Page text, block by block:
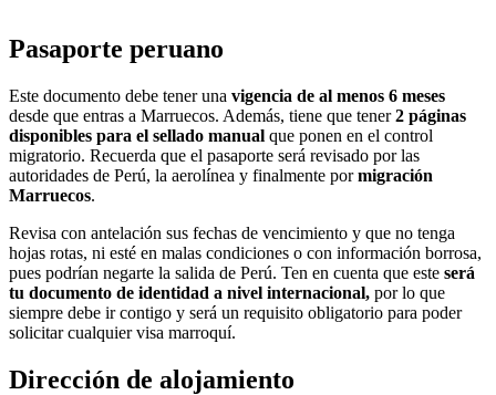
Pasaporte peruano
Este documento debe tener una vigencia de al menos 6 meses
desde que entras a Marruecos. Además, tiene que tener2 páginas
disponibles para el sellado manual que ponen en el control
migratorio. Recuerda que el pasaporte será revisado por las
autoridades de Perú, la aerolínea y finalmente pormigración
Marruecos.
Revisa con antelación sus fechas de vencimiento y que no tenga
hojas rotas, ni esté en malas condiciones o con información borrosa,
pues podrían negarte la salida de Perú. Ten en cuenta que este será
tu documento de identidad a nivel internacional, por lo que
siempre debe ir contigo y será un requisito obligatorio para poder
solicitar cualquier visa marroquí.
Dirección de alojamiento